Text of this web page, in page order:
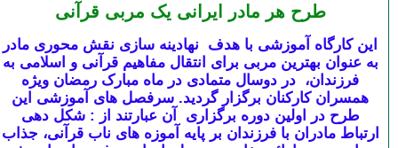
طرح هر مادر ایرانی یک مربی قرآنی
این کارگاه آموزشی با هدف نهادینه سازی نقش محوری مادر
به عنوان بهترین مربی برای انتقال مفاهیم قرآنی و اسلامی به
فرزندان، در دوسال متمادی در ماه مبارک رمضان ویژه
همسران کارکنان برگزار گردید. سرفصل های آموزشی این
طرح در اولین دوره برگزاری آن عبارتند از : شکل دهی
ارتباط مادران با فرزندان بر پایه آموزه های ناب قرآنی، جذاب